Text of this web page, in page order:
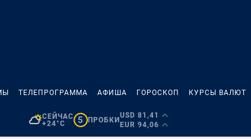
ТЕЛЕПРОГРАММА АФИША ГОРОСКОП КУРСЫ ВАЛЮТ
СЕЙЧАС
+24°C
5 ПРОБКИ
USD 81,41
EUR 94,06